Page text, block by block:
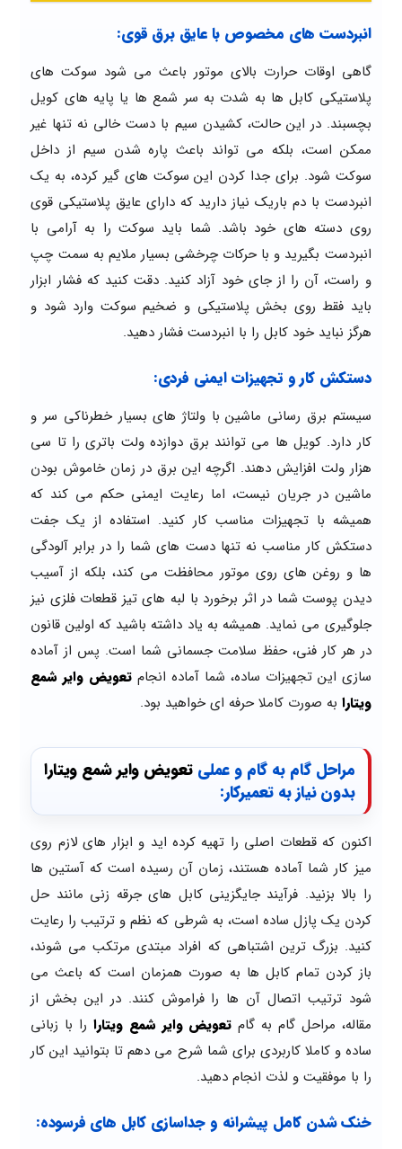
انبردست های مخصوص با عایق برق قوی:
گاهی اوقات حرارت بالای موتور باعث می شود سوکت های
پلاستیکی کابل ها به شدت به سر شمع ها یا پایه های کویل
بچسبند. در این حالت، کشیدن سیم با دست خالی نه تنها غیر
ممکن است، بلکه می تواند باعث پاره شدن سیم از داخل
سوکت شود. برای جدا کردن این سوکت های گیر کرده، به یک
انبردست با دم باریک نیاز دارید که دارای عایق پلاستیکی قوی
روی دسته های خود باشد. شما باید سوکت را به آرامی با
انبردست بگیرید و با حرکات چرخشی بسیار ملایم به سمت چپ
و راست، آن را از جای خود آزاد کنید. دقت کنید که فشار ابزار
باید فقط روی بخش پلاستیکی و ضخیم سوکت وارد شود و
هرگز نباید خود کابل را با انبردست فشار دهید.
دستکش کار و تجهیزات ایمنی فردی:
سیستم برق رسانی ماشین با ولتاژ های بسیار خطرناکی سر و
کار دارد. کویل ها می توانند برق دوازده ولت باتری را تا سی
هزار ولت افزایش دهند. اگرچه این برق در زمان خاموش بودن
ماشین در جریان نیست، اما رعایت ایمنی حکم می کند که
همیشه با تجهیزات مناسب کار کنید. استفاده از یک جفت
دستکش کار مناسب نه تنها دست های شما را در برابر آلودگی
ها و روغن های روی موتور محافظت می کند، بلکه از آسیب
دیدن پوست شما در اثر برخورد با لبه های تیز قطعات فلزی نیز
جلوگیری می نماید. همیشه به یاد داشته باشید که اولین قانون
در هر کار فنی، حفظ سلامت جسمانی شما است. پس از آماده
سازی این تجهیزات ساده، شما آماده انجام تعویض وایر شمع
ویتارا به صورت کاملا حرفه ای خواهید بود.
مراحل گام به گام و عملی تعویض وایر شمع ویتارا
بدون نیاز به تعمیرکار:
اکنون که قطعات اصلی را تهیه کرده اید و ابزار های لازم روی
میز کار شما آماده هستند، زمان آن رسیده است که آستین ها
را بالا بزنید. فرآیند جایگزینی کابل های جرقه زنی مانند حل
کردن یک پازل ساده است، به شرطی که نظم و ترتیب را رعایت
کنید. بزرگ ترین اشتباهی که افراد مبتدی مرتکب می شوند،
باز کردن تمام کابل ها به صورت همزمان است که باعث می
شود ترتیب اتصال آن ها را فراموش کنند. در این بخش از
مقاله، مراحل گام به گام تعویض وایر شمع ویتارا را با زبانی
ساده و کاملا کاربردی برای شما شرح می دهم تا بتوانید این کار
را با موفقیت و لذت انجام دهید.
خنک شدن کامل پیشرانه و جداسازی کابل های فرسوده: